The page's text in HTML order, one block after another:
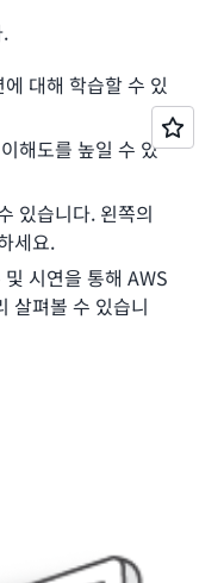
대해 학습할 수 있
해도를 높일 수 있
있습니다. 왼쪽의
세요.
시연을 통해 AWS
살펴볼 수 있습니